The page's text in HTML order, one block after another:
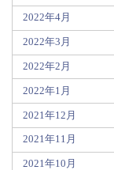
2022年4月
2022年3月
2022年2月
2022年1月
2021年12月
2021年11月
2021年10月